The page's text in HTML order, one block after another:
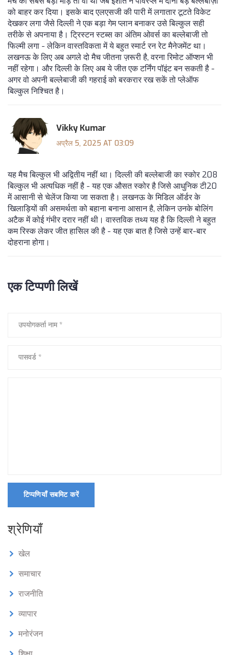
को बाहर कर दिया। इसके बाद एलएसजी की पारी में लगातार टूटते विकेट
देखकर लगा जैसे दिल्ली ने एक बड़ा गेम प्लान बनाकर उसे बिल्कुल सही
तरीके से अपनाया है। ट्रिस्टन स्टब्स का अंतिम ओवर्स का बल्लेबाजी तो
फिल्मी लगा - लेकिन वास्तविकता में ये बहुत स्मार्ट रन रेट मैनेजमेंट था।
लखनऊ के लिए अब अगले दो मैच जीतना ज़रूरी है, वरना रिमोट ऑप्शन भी
नहीं रहेगा। और दिल्ली के लिए अब ये जीत एक टर्निंग पॉइंट बन सकती है -
अगर वो अपनी बल्लेबाजी की गहराई को बरकरार रख सकें तो प्लेऑफ
बिल्कुल निश्चित है।
Vikky Kumar
अप्रैल 5, 2025 AT 03:09
यह मैच बिल्कुल भी अद्वितीय नहीं था। दिल्ली की बल्लेबाजी का स्कोर 208
बिल्कुल भी अत्यधिक नहीं है - यह एक औसत स्कोर है जिसे आधुनिक टी20
में आसानी से चेलेंज किया जा सकता है। लखनऊ के मिडिल ऑर्डर के
खिलाड़ियों की असमर्थता को बहाना बनाना आसान है, लेकिन उनके बोलिंग
अटैक में कोई गंभीर दरार नहीं थी। वास्तविक तथ्य यह है कि दिल्ली ने बहुत
कम रिस्क लेकर जीत हासिल की है - यह एक बात है जिसे उन्हें बार-बार
दोहराना होगा।
एक टिप्पणी लिखें
टिप्पणियाँ सबमिट करें
श्रेणियाँ
खेल
समाचार
राजनीति
व्यापार
मनोरंजन